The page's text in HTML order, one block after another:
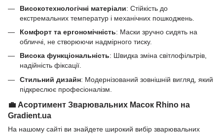
Високотехнологічні матеріали: Стійкість до
екстремальних температур і механічних пошкоджень.
Комфорт та ергономічність: Маски зручно сидять на
обличчі, не створюючи надмірного тиску.
Висока функціональність: Швидка зміна світлофільтрів,
надійність фіксації.
Стильний дизайн: Модернізований зовнішній вигляд, який
підкреслює професіоналізм.
💼 Асортимент Зварювальних Масок Rhino на
Gradient.ua
На нашому сайті ви знайдете широкий вибір зварювальних